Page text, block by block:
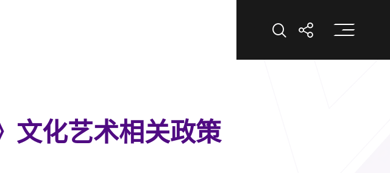
打开搜索打开分享打
文化艺术相关政策